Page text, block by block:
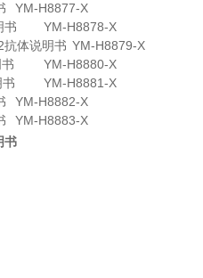
YM-H8877-X
书
YM-H8878-X
抗体说明书 YM-H8879-X
YM-H8880-X
YM-H8881-X
YM-H8882-X
YM-H8883-X
书